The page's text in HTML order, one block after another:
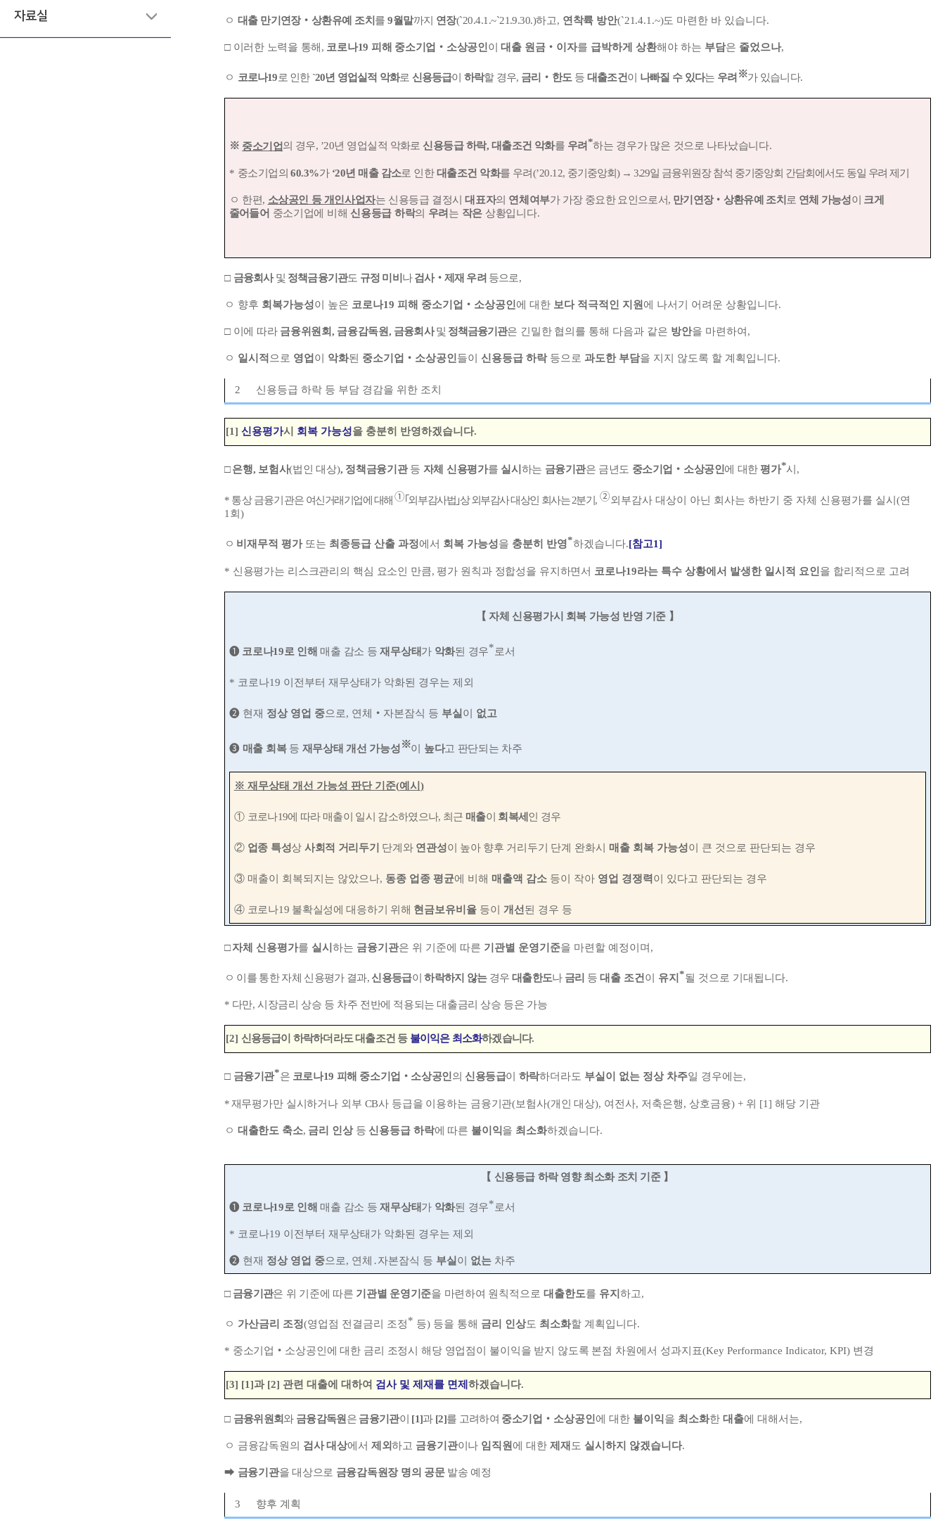
자료실 ㅇ 대출 만기연장‧ 상환유예 조치 를9월말까지 연장(`20.4.1.~`21.9.30.)하고, 연착륙 방안(`21.4.1.~)도 마련한 바 있습니다.
□ 이러한 노력을 통해 , 코로나19 피해 중소기업 ‧ 소상공인 이대출 원금‧ 이자를 급박하게 상환해야 하는 부담은 줄었으나,
ㅇ 코로나19로 인한 `20년 영업실적 악화로 신용등급이 하락할 경우, 금리 ‧ 한도 등 대출조건이 나빠질 수 있다는 우려 ※가 있습니다.
※ 중소기업의 경우, ’20년 영업실적 악화로 신용등급 하락, 대출조건 악화를 우려 *하는 경우가 많은 것으로 나타났습니다.
* 중소기업의60.3%가 ‘20년 매출 감소로 인한대출조건 악화를 우려(’20.12, 중기중앙회) → 3.29일 금융위원장 참석 중기중앙회 간담회에서도 동일 우려 제기
ㅇ 한편, 소상공인 등 개인사업자는 신용등급 결정시 대표자의 연체여부가 가장 중요한 요인으로서, 만기연장‧ 상환유예 조치 로 연체 가능성이 크게
줄어들어 중소기업에 비해 신용등급 하락의 우려 는 작은 상황입니다.
□ 금융회사 및 정책금융기관도 규정 미비 나검사‧ 제재 우려 등으로,
ㅇ 향후 회복가능성이 높은 코로나19 피해 중소기업 ‧ 소상공인에 대한 보다 적극적인 지원에 나서기 어려운 상황입니다.
□ 이에 따라 금융위원회, 금융감독원, 금융회사 및 정책금융기관은 긴밀한 협의를 통해 다음과 같은 방안을 마련하여 ,
ㅇ 일시적 으로 영업 이 악화된 중소기업 ‧ 소상공인들이 신용등급 하락 등으로 과도한 부담을 지지 않도록 할 계획입니다.
2 신용등급 하락 등 부담 경감을 위한 조치
[1] 신용평가시 회복 가능성을 충분히 반영하겠습니다.
□은행, 보험사(법인 대상), 정책금융기관등 자체 신용평가를 실시 하는 금융기관은 금년도 중소기업 ‧ 소상공인에 대한평가*시 ,
* 통상 금융기관은 여신거래기업에 대해➀｢외부감사법 ｣상 외부감사 대상인 회사는2분기 , ➁외부감사 대상이 아닌 회사는 하반기 중 자체 신용평가를 실시 (연
1회 )
ㅇ 비재무적 평가 또는 최종등급 산출 과정에서 회복 가능성을 충분히 반영*하겠습니다. [참고1]
* 신용평가는 리스크관리의 핵심 요소인 만큼, 평가 원칙과 정합성을 유지하면서 코로나19라는 특수 상황에서 발생한 일시적 요인 을 합리적으로 고려
【자체 신용평가시 회복 가능성 반영 기준 】
➊ 코로나19로 인해 매출 감소 등재무상태가 악화된 경우*로서
* 코로나19 이전부터 재무상태가 악화된 경우는 제외
➋ 현재 정상 영업 중으로, 연체 ‧ 자본잠식 등 부실 이 없고
➌ 매출 회복 등 재무상태 개선 가능성※이 높다고 판단되는 차주
※ 재무상태 개선 가능성 판단 기준(예시 )
① 코로나19에 따라 매출이 일시 감소하였으나, 최근 매출이 회복세 인 경우
② 업종 특성상 사회적 거리두기 단계와 연관성이 높아 향후 거리두기 단계 완화시 매출 회복 가능성이 큰 것으로 판단되는 경우
③ 매출이 회복되지는 않았으나, 동종 업종 평균에 비해 매출액 감소 등이 작아 영업 경쟁력 이 있다고 판단되는 경우
④ 코로나19 불확실성에 대응하기 위해 현금보유비율 등이 개선된 경우 등
□자체 신용평가를 실시하는 금융기관은 위 기준에 따른 기관별 운영기준을 마련할 예정이며 ,
ㅇ 이를 통한 자체 신용평가 결과, 신용등급이하락하지 않는 경우대출한도나 금리 등 대출 조건 이 유지 *될 것으로 기대됩니다.
* 다만,시장금리 상승 등 차주 전반에 적용되는 대출금리 상승 등은 가능
[2] 신용등급이 하락하더라도 대출조건 등 불이익은 최소화하겠습니다.
□ 금융기관*은 코로나19 피해 중소기업 ‧ 소상공인의 신용등급이 하락하더라도 부실이 없는 정상 차주일 경우에는,
*재무평가만 실시하거나 외부 CB사 등급을 이용하는 금융기관(보험사(개인 대상), 여전사, 저축은행, 상호금융) + 위 [1] 해당 기관
ㅇ 대출한도 축소, 금리 인상 등 신용등급 하락에 따른 불이익을 최소화하겠습니다.
【 신용등급 하락 영향 최소화 조치 기준 】
➊ 코로나19로 인해 매출 감소 등재무상태가 악화된 경우*로서
* 코로나19 이전부터 재무상태가 악화된 경우는 제외
➋ 현재 정상 영업 중으로, 연체 ․자본잠식 등 부실 이 없는 차주
□ 금융기관은 위 기준에 따른 기관별 운영기준을 마련하여 원칙적 으로 대출한도를 유지 하고,
ㅇ 가산금리 조정(영업점 전결금리 조정* 등) 등을 통해 금리 인상도 최소화할 계획입니다.
* 중소기업 ‧ 소상공인에 대한 금리 조정시 해당 영업점이 불이익을 받지 않도록 본점 차원에서 성과지표(Key Performance Indicator, KPI) 변경
[3] [1]과 [2] 관련 대출에 대하여 검사 및 제재를 면제 하겠습니다.
□ 금융위원회와 금융감독원 은 금융기관이 [1]과 [2]를 고려하여 중소기업 ‧ 소상공인 에 대한 불이익을 최소화한대출에 대해서는,
ㅇ 금융감독원의 검사 대상에서 제외하고 금융기관이나 임직원 에 대한 제재 도 실시하지 않겠습니다.
➡ 금융기관을 대상으로 금융감독원장 명의 공문 발송 예정
3 향후 계획